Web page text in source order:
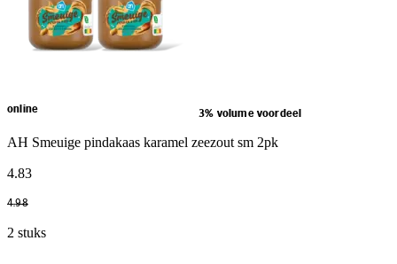
online 3% volume voordeel
AH Smeuige pindakaas karamel zeezout sm 2pk
4.83
4.98
2 stuks